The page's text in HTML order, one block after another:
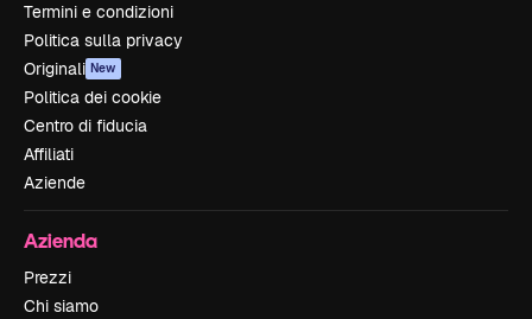
Termini e condizioni
Politica sulla privacy
Originali New
Politica dei cookie
Centro di fiducia
Affiliati
Aziende
Azienda
Prezzi
Chi siamo